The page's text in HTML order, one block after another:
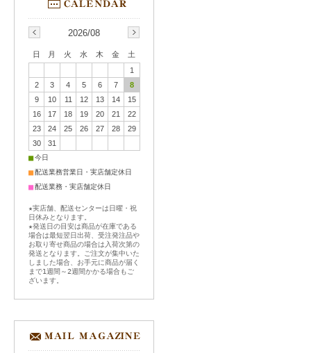
2026/08
日 月 火 水 木 金
土
1
2
3 4 5 6 7
8
9
10 11 12 13 14
15
16
17 18 19 20 21
22
23
24 25 26 27 28
29
30
31
■今日
■配送業務営業日・実店舗定休日
■配送業務・実店舗定休日
★実店舗、配送センターは日曜・祝
日休みとなります。
★発送日の目安は商品が在庫である
場合は最短翌日出荷、受注発注品や
お取り寄せ商品の場合は入荷次第の
発送となります。ご注文が集中いた
しました場合、お手元に商品が届く
まで1週間～2週間かかる場合もご
ざいます。